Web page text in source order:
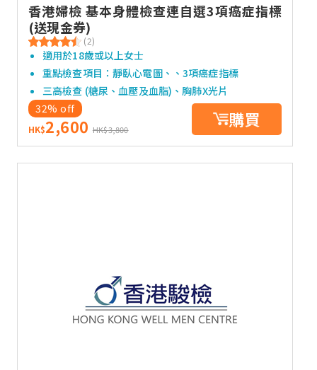
香港婦檢 基本身體檢查連自選3項癌症指標
(送現金券)
(2)
適用於18歲或以上女士
重點檢查項目：靜臥心電圖、、3項癌症指標
三高檢查 (糖尿、血壓及血脂)、胸肺X光片
32% off
HK$2,600 HK$3,800 購買